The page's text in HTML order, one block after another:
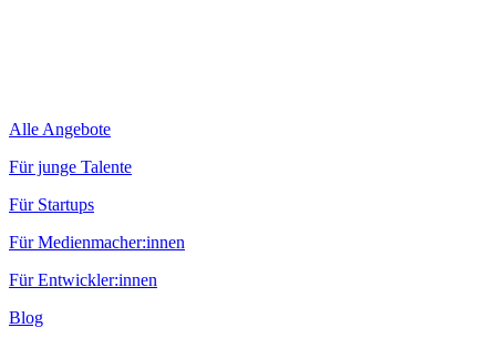
Alle Angebote
Für junge Talente
Für Startups
Für Medienmacher:innen
Für Entwickler:innen
Blog